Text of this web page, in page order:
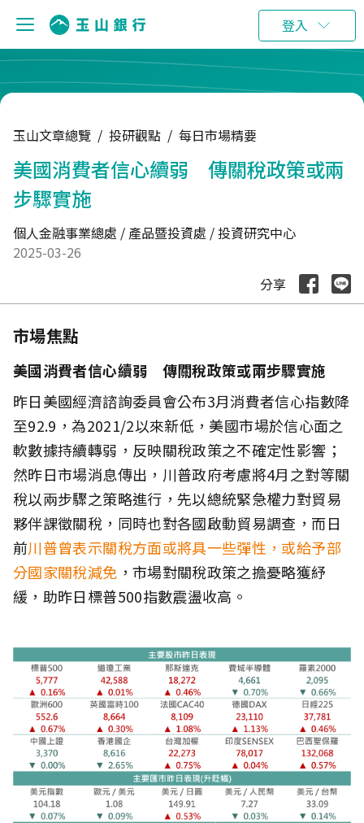
登入
玉山文章總覽 / 投研觀點 / 每日市場精要
美國消費者信心續弱 傳關稅政策或兩
步驟實施
個人金融事業總處 / 產品暨投資處 / 投資研究中心
2025-03-26
分享
市場焦點
美國消費者信心續弱 傳關稅政策或兩步驟實施
昨日美國經濟諮詢委員會公布3月消費者信心指數降
至92.9，為2021/2以來新低，美國市場於信心面之
軟數據持續轉弱，反映關稅政策之不確定性影響；
然昨日市場消息傳出，川普政府考慮將4月之對等關
稅以兩步驟之策略進行，先以總統緊急權力對貿易
夥伴課徵關稅，同時也對各國啟動貿易調查，而日
前川普曾表示關稅方面或將具一些彈性，或給予部
分國家關稅減免 ，市場對關稅政策之擔憂略獲紓
緩，助昨日標普500指數震盪收高。